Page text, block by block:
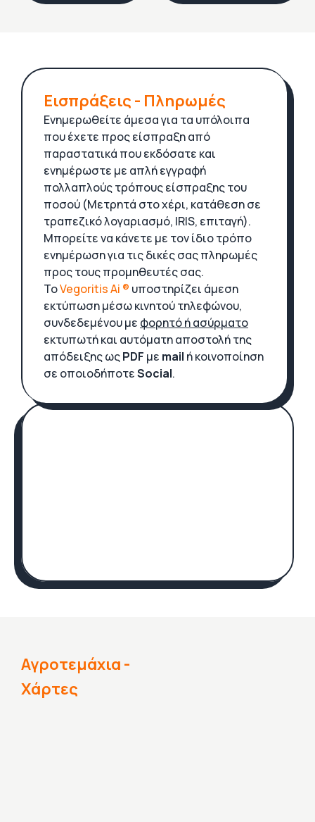
Εισπράξεις - Πληρωμές
Ενημερωθείτε άμεσα για τα υπόλοιπα
που έχετε προς είσπραξη από
παραστατικά που εκδόσατε και
ενημέρωστε με απλή εγγραφή
πολλαπλούς τρόπους είσπραξης του
ποσού (Μετρητά στο χέρι, κατάθεση σε
τραπεζικό λογαριασμό, IRIS, επιταγή).
Μπορείτε να κάνετε με τον ίδιο τρόπο
ενημέρωση για τις δικές σας πληρωμές
προς τους προμηθευτές σας.
ΤοVegoritis Ai ® υποστηρίζει άμεση
εκτύπωση μέσω κινητού τηλεφώνου,
συνδεδεμένου με φορητό ή ασύρματο
εκτυπωτή και αυτόματη αποστολή της
απόδειξης ωςPDF με mail ή κοινοποίηση
σε οποιοδήποτεSocial.
Αγροτεμάχια -
Χάρτες